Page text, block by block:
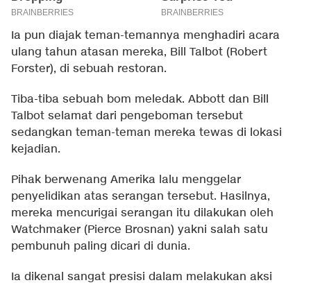
Ia pun diajak teman-temannya menghadiri acara
ulang tahun atasan mereka, Bill Talbot (Robert
Forster), di sebuah restoran.
Tiba-tiba sebuah bom meledak. Abbott dan Bill
Talbot selamat dari pengeboman tersebut
sedangkan teman-teman mereka tewas di lokasi
kejadian.
Pihak berwenang Amerika lalu menggelar
penyelidikan atas serangan tersebut. Hasilnya,
mereka mencurigai serangan itu dilakukan oleh
Watchmaker (Pierce Brosnan) yakni salah satu
pembunuh paling dicari di dunia.
Ia dikenal sangat presisi dalam melakukan aksi